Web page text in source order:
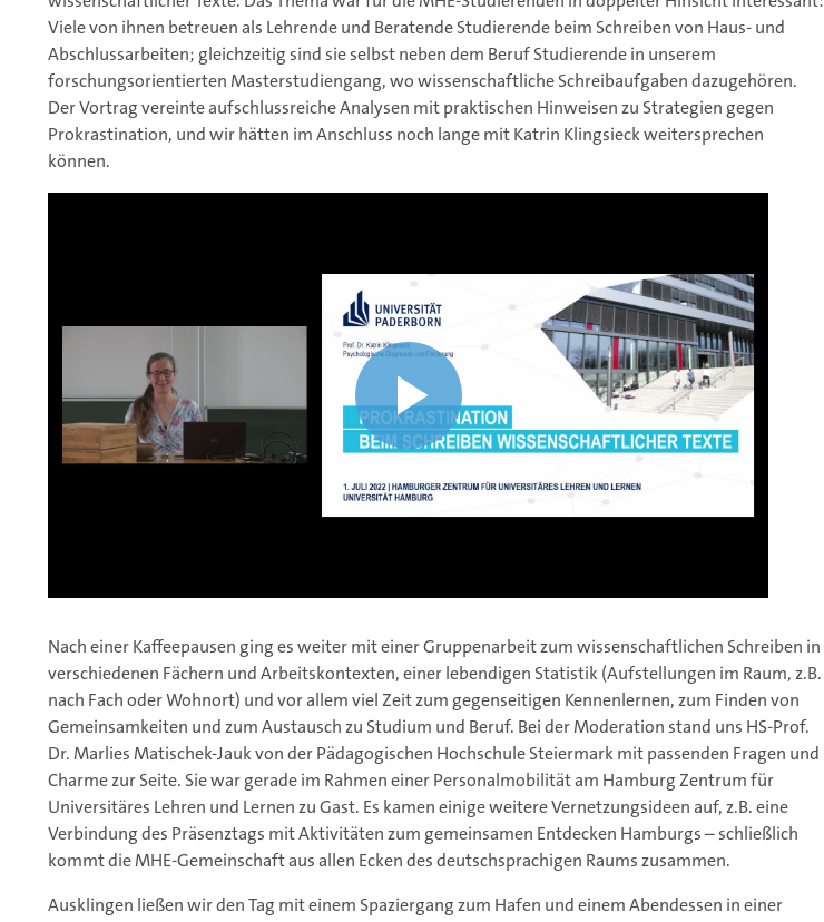
Viele von ihnen betreuen als Lehrende und Beratende Studierende beim Schreiben von Haus- und
Abschlussarbeiten; gleichzeitig sind sie selbst neben dem Beruf Studierende in unserem
forschungsorientierten Masterstudiengang, wo wissenschaftliche Schreibaufgaben dazugehören.
Der Vortrag vereinte aufschlussreiche Analysen mit praktischen Hinweisen zu Strategien gegen
Prokrastination, und wir hätten im Anschluss noch lange mit Katrin Klingsieck weitersprechen
können.
Nach einer Kaffeepausen ging es weiter mit einer Gruppenarbeit zum wissenschaftlichen Schreiben in
verschiedenen Fächern und Arbeitskontexten, einer lebendigen Statistik (Aufstellungen im Raum, z.B.
nach Fach oder Wohnort) und vor allem viel Zeit zum gegenseitigen Kennenlernen, zum Finden von
Gemeinsamkeiten und zum Austausch zu Studium und Beruf. Bei der Moderation stand uns HS-Prof.
Dr. Marlies Matischek-Jauk von der Pädagogischen Hochschule Steiermark mit passenden Fragen und
Charme zur Seite. Sie war gerade im Rahmen einer Personalmobilität am Hamburg Zentrum für
Universitäres Lehren und Lernen zu Gast. Es kamen einige weitere Vernetzungsideen auf, z.B. eine
Verbindung des Präsenztags mit Aktivitäten zum gemeinsamen Entdecken Hamburgs – schließlich
kommt die MHE-Gemeinschaft aus allen Ecken des deutschsprachigen Raums zusammen.
Ausklingen ließen wir den Tag mit einem Spaziergang zum Hafen und einem Abendessen in einer